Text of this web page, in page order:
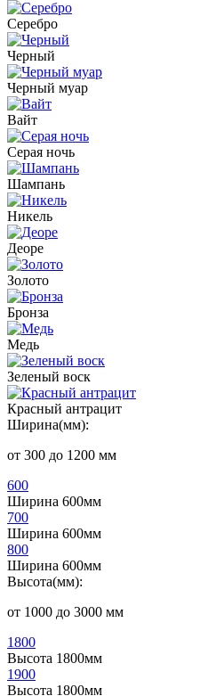
Серебро
Черный
Черный муар
Вайт
Серая ночь
Шампань
Никель
Деоре
Золото
Бронза
Медь
Зеленый воск
Красный антрацит
Ширина(мм):
от 300 до 1200 мм
600
Ширина 600мм
700
Ширина 600мм
800
Ширина 600мм
Высота(мм):
от 1000 до 3000 мм
1800
Высота 1800мм
1900
Высота 1800мм